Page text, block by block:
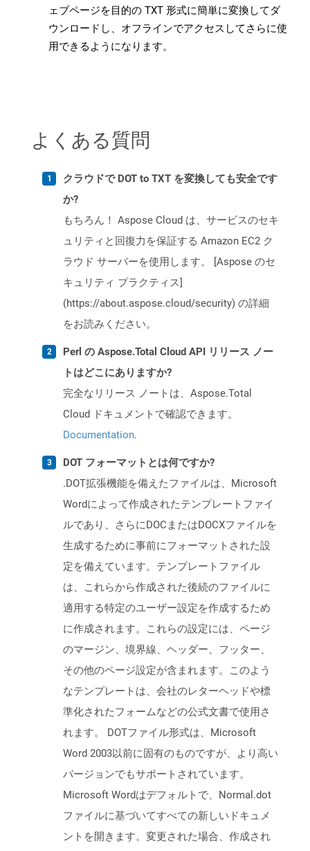
ェブページを目的の TXT 形式に簡単に変換してダ
ウンロードし、オフラインでアクセスしてさらに使
用できるようになります。
よくある質問
クラウドで DOT to TXT を変換しても安全です
か?
もちろん！ Aspose Cloud は、サービスのセキ
ュリティと回復力を保証する Amazon EC2 ク
ラウド サーバーを使用します。 [Aspose のセ
キュリティ プラクティス]
(https://about.aspose.cloud/security) の詳細
をお読みください。
Perl の Aspose.Total Cloud API リリース ノー
トはどこにありますか?
完全なリリース ノートは、Aspose.Total
Cloud ドキュメントで確認できます。
Documentation.
DOT フォーマットとは何ですか?
.DOT拡張機能を備えたファイルは、Microsoft
Wordによって作成されたテンプレートファイ
ルであり、さらにDOCまたはDOCXファイルを
生成するために事前にフォーマットされた設
定を備えています。テンプレートファイル
は、これらから作成された後続のファイルに
適用する特定のユーザー設定を作成するため
に作成されます。これらの設定には、ページ
のマージン、境界線、ヘッダー、フッター、
その他のページ設定が含まれます。このよう
なテンプレートは、会社のレターヘッドや標
準化されたフォームなどの公式文書で使用さ
れます。 DOTファイル形式は、Microsoft
Word 2003以前に固有のものですが、より高い
バージョンでもサポートされています。
Microsoft Wordはデフォルトで、Normal.dot
ファイルに基づいてすべての新しいドキュメ
ントを開きます。変更された場合、作成され